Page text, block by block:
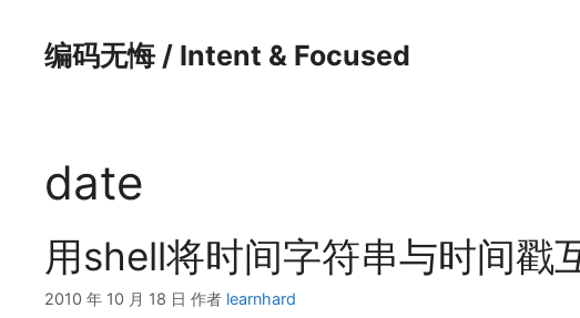
编码无悔 / Intent & Focused
date
用shell将时间字符串与时间戳
2010 年 10 月 18 日 作者 learnhard